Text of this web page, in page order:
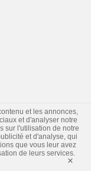
et les annonces,
et d'analyser notre
sur l'utilisation de notre
et d'analyse, qui
que vous leur avez
de leurs services.
×